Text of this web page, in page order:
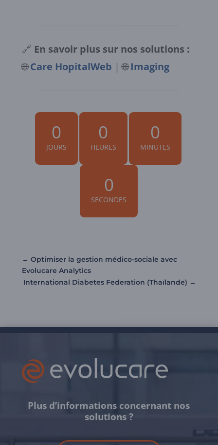
🔗 En savoir plus sur nos solutions :
🌐Care HopitalWeb | 🌐Imaging
0
JOURS
0
HEURES
0
MINUTES
0
SECONDES
← Optimiser la gestion médico-sociale avec
Evolucare Analytics
International Diabetes Federation (Thaïlande) →
Plus d’informations concernant nos
solutions ?